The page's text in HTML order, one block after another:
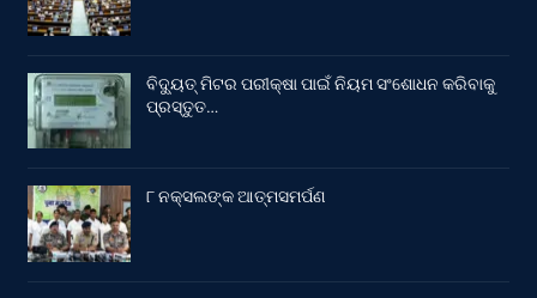
ବିଦ୍ୟୁତ୍ ମିଟର ପରୀକ୍ଷା ପାଇଁ ନିୟମ ସଂଶୋଧନ କରିବାକୁ
ପ୍ରସ୍ତୁତ…
୮ ନକ୍ସଲଙ୍କ ଆତ୍ମସମର୍ପଣ